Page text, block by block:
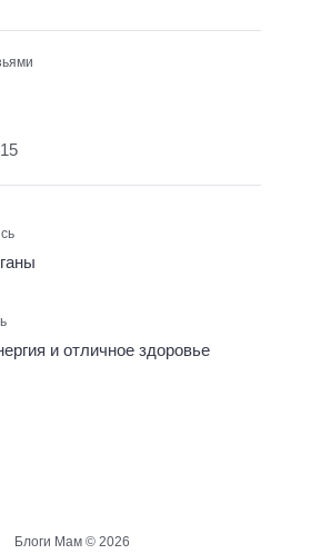
15
и отличное здоровье
Блоги Мам © 2026